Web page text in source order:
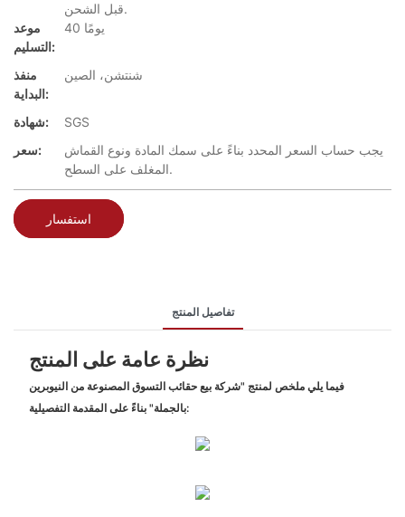
قبل الشحن.
موعد
التسليم:
40 يومًا
منفذ
البداية:
شنتشن، الصين
شهادة:
SGS
سعر:
يجب حساب السعر المحدد بناءً على سمك المادة ونوع القماش
المغلف على السطح.
استفسار
تفاصيل المنتج
نظرة عامة على المنتج
فيما يلي ملخص لمنتج "شركة بيع حقائب التسوق المصنوعة من النيوبرين
بالجملة" بناءً على المقدمة التفصيلية: